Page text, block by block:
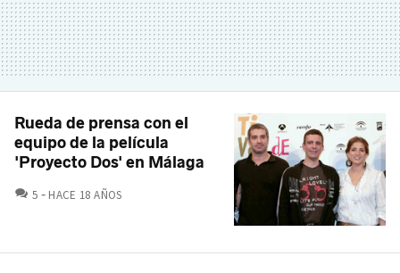
Rueda de prensa con el
equipo de la película
'Proyecto Dos' en Málaga
5 COMENTARIOS
HACE 18 AÑOS